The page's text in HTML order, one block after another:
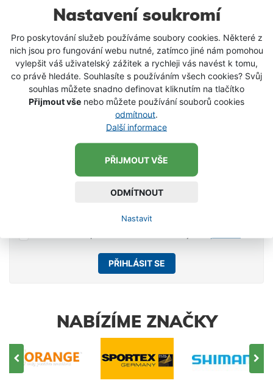
Nastavení soukromí
Pro poskytování služeb používáme soubory cookies. Některé z
nich jsou pro fungování webu nutné, zatímco jiné nám pomohou
vylepšit váš uživatelský zážitek a rychleji vás navést k tomu,
co právě hledáte. Souhlasíte s používáním všech cookies? Svůj
souhlas můžete snadno definovat kliknutím na tlačítko
Přijmout vše nebo můžete používání souborů cookies
odmítnout
Další informace
PŘIJMOUT VŠE
ODMÍTNOUT
Nastavit
NENECHTE SI UJÍT SLEVY
Přihlaste se k odběru newsletteru a nenechte si ujít
PŘIHLÁSIT SE
NABÍZÍME ZNAČKY